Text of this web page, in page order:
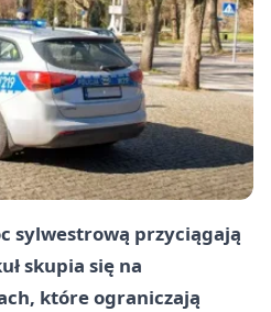
sylwestrową przyciągają
skupia się na
które ograniczają